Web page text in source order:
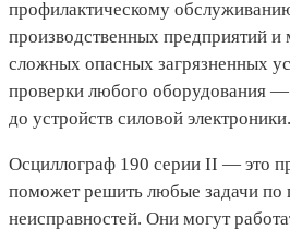
профилактическому
производственных предприятий и
сложных опасных загрязненных
проверки любого оборудования —
до устройств силовой электроники.
Осциллограф 190 серии II — это
поможет решить любые задачи по
неисправностей. Они могут